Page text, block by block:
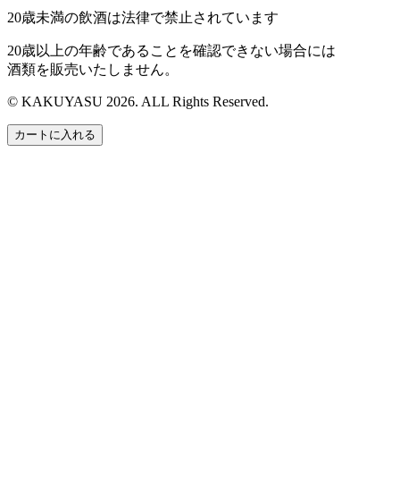
20歳未満の飲酒は法律で禁止されています
20歳以上の年齢であることを確認できない場合には
酒類を販売いたしません。
© KAKUYASU 2026. ALL Rights Reserved.
カートに入れる